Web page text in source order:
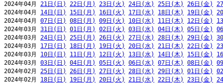
2024年04月 21日(日) 22日(月) 23日(火) 24日(水) 25日(木) 26日(金)
2024年04月 14日(日) 15日(月) 16日(火) 17日(水) 18日(木) 19日(金)
2024年04月 07日(日) 08日(月) 09日(火) 10日(水) 11日(木) 12日(金)
2024年03月 31日(日) 01日(月) 02日(火) 03日(水) 04日(木) 05日(金)
2024年03月 24日(日) 25日(月) 26日(火) 27日(水) 28日(木) 29日(金)
2024年03月 17日(日) 18日(月) 19日(火) 20日(水) 21日(木) 22日(金)
2024年03月 10日(日) 11日(月) 12日(火) 13日(水) 14日(木) 15日(金)
2024年03月 03日(日) 04日(月) 05日(火) 06日(水) 07日(木) 08日(金)
2024年02月 25日(日) 26日(月) 27日(火) 28日(水) 29日(木) 01日(金)
2024年02月 18日(日) 19日(月) 20日(火) 21日(水) 22日(木) 23日(金)